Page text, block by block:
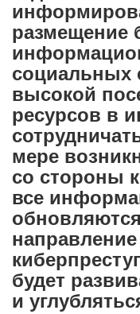
размещение
социальных
высокой
ресурсов в
мере
со стороны
все
будет
и